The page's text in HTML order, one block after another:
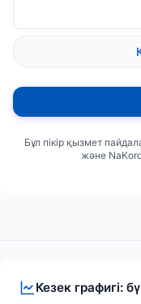
Кезек графигі:
Бұл пікір қызмет
және